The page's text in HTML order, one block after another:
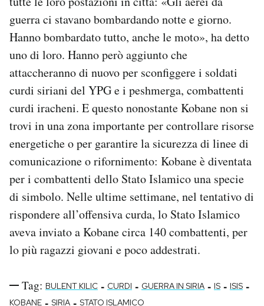
guerra ci stavano bombardando notte e giorno.
Hanno bombardato tutto, anche le moto», ha detto
uno di loro. Hanno però aggiunto che
attaccheranno di nuovo per sconfiggere i soldati
curdi siriani del YPG e i peshmerga, combattenti
curdi iracheni. E questo nonostante Kobane non si
trovi in una zona importante per controllare risorse
energetiche o per garantire la sicurezza di linee di
comunicazione o rifornimento: Kobane è diventata
per i combattenti dello Stato Islamico una specie
di simbolo. Nelle ultime settimane, nel tentativo di
rispondere all’offensiva curda, lo Stato Islamico
aveva inviato a Kobane circa 140 combattenti, per
lo più ragazzi giovani e poco addestrati.
Tag: BULENT KILIC - CURDI - GUERRA IN SIRIA - IS - ISIS -
KOBANE - SIRIA - STATO ISLAMICO